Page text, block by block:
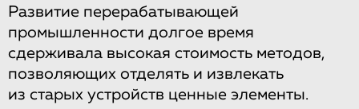
Развитие перерабатывающей
промышленности долгое время
сдерживала высокая стоимость методов,
позволяющих отделять и извлекать
из старых устройств ценные элементы.